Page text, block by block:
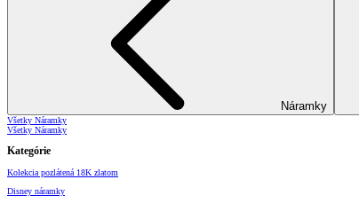
Náramky
Všetky Náramky
Všetky Náramky
Kategórie
Kolekcia pozlátená 18K zlatom
Disney náramky